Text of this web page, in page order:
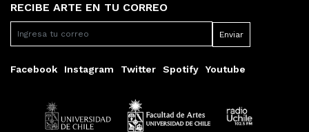
RECIBE ARTE EN TU CORREO
Facebook Instagram Twitter Spotify Youtube